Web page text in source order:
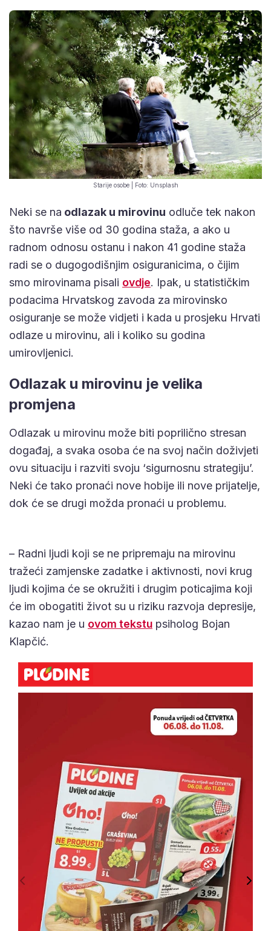
Starije osobe | Foto: Unsplash
Neki se na odlazak u mirovinu odluče tek nakon
što navrše više od 30 godina staža, a ako u
radnom odnosu ostanu i nakon 41 godine staža
radi se o dugogodišnjim osiguranicima, o čijim
smo mirovinama pisali ovdje. Ipak, u statističkim
podacima Hrvatskog zavoda za mirovinsko
osiguranje se može vidjeti i kada u prosjeku Hrvati
odlaze u mirovinu, ali i koliko su godina
umirovljenici.
Odlazak u mirovinu je velika
promjena
Odlazak u mirovinu može biti poprilično stresan
događaj, a svaka osoba će na svoj način doživjeti
ovu situaciju i razviti svoju ‘sigurnosnu strategiju’.
Neki će tako pronaći nove hobije ili nove prijatelje,
dok će se drugi možda pronaći u problemu.
– Radni ljudi koji se ne pripremaju na mirovinu
tražeći zamjenske zadatke i aktivnosti, novi krug
ljudi kojima će se okružiti i drugim poticajima koji
će im obogatiti život su u riziku razvoja depresije,
kazao nam je u ovom tekstu psiholog Bojan
Klapčić.